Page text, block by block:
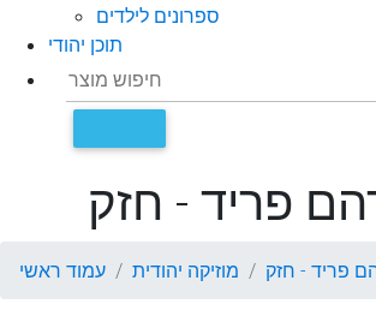
ספרונים לילדים
תוכן יהודי
פריד - חזק
עמוד ראשי מוזיקה יהודית פריד - חזק